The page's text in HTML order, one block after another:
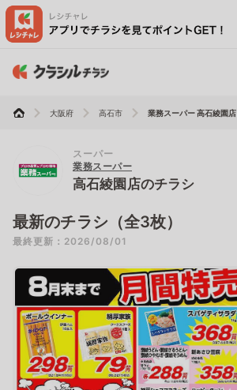
大阪府 高石市 業務スーパー 高石綾園店
スーパー
業務スーパー
高石綾園店のチラシ
最新のチラシ（全3枚）
最終更新：2026/08/01